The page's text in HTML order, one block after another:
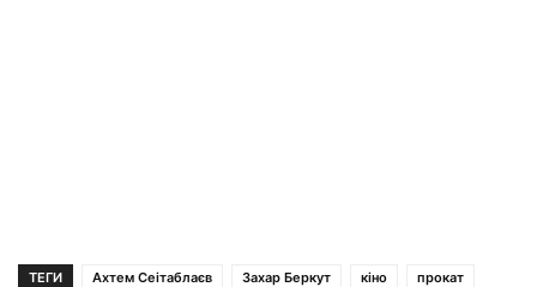
ТЕГИ Ахтем Сеітаблаєв Захар Беркут кіно
прокат